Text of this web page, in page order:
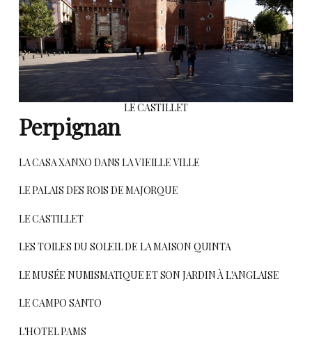
LE CASTILLET
Perpignan
LA CASA XANXO DANS LA VIEILLE VILLE
LE PALAIS DES ROIS DE MAJORQUE
LE CASTILLET
LES TOILES DU SOLEIL DE LA MAISON QUINTA
LE MUSÉE NUMISMATIQUE ET SON JARDIN À L'ANGLAISE
LE CAMPO SANTO
L'HOTEL PAMS